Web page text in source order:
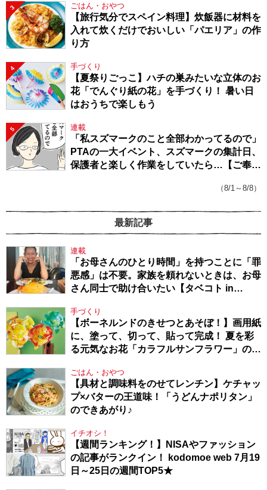
3 ごはん・おやつ
【旅行気分でスペイン料理】炊飯器に材料を
入れて炊くだけでおいしい「パエリア」の作
り方
4 手づくり
【夏祭りごっこ】ハチの巣みたいな立体のお
花「でんぐり紙の花」を手づくり！ 暑い日
はおうちで楽しもう
5 連載
「私スズマークのこと全部わかってるので」
PTAの一大イベント、スズマークの集計日、
保護者と楽しく作業をしていたら…【ご奉仕
（8/1～8/8）
最新記事
連載
「お母さんのひとり時間」を持つことに「罪
悪感」は不要。家族を頼れないときは、お母
さん同士で助け合いたい【タベコト in
手づくり
【ボーネルンドのきせつとあそぼ！】画用紙
に、塗って、切って、貼って完成！ 夏を彩
る元気なお花「カラフルサンフラワー」の作
ごはん・おやつ
【具材と調味料をのせてレンチン】ケチャッ
プ×バターの王道味！「うどんナポリタン」
のできあがり♪
イチオシ！
【週間ランキング！】NISAやファッション
の記事がランクイン！ kodomoe web 7月19
日～25日の週間TOP5★